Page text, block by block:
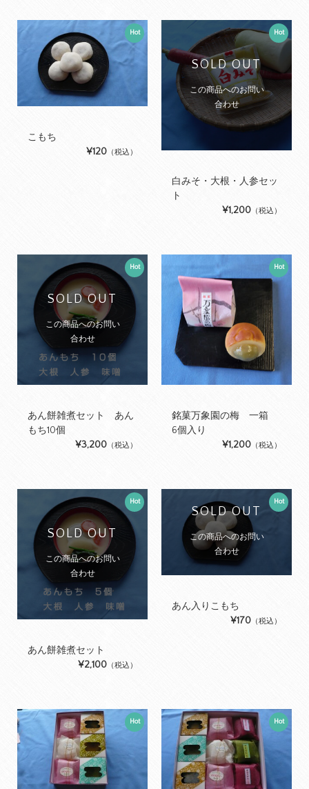
Hot
こもち
¥120 （税込）
SOLD OUT
この商品へのお問い
合わせ
Hot
白みそ・大根・人参セッ
ト
¥1,200 （税込）
SOLD OUT
この商品へのお問い
合わせ
Hot
あん餅雑煮セット あん
もち10個
¥3,200 （税込）
Hot
銘菓万象園の梅 一箱
6個入り
¥1,200 （税込）
SOLD OUT
この商品へのお問い
合わせ
Hot
あん餅雑煮セット
¥2,100 （税込）
SOLD OUT
この商品へのお問い
合わせ
Hot
あん入りこもち
¥170 （税込）
Hot Hot